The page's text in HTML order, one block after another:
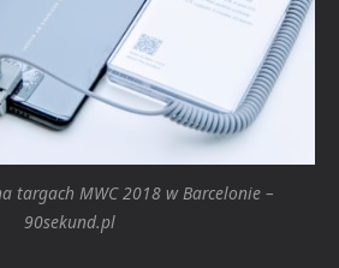
targach MWC 2018 w Barcelonie –
90sekund.pl